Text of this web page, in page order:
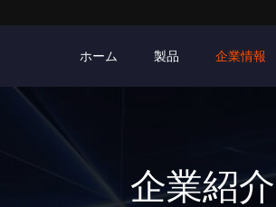
ホーム 製品 企業情報
企業紹介